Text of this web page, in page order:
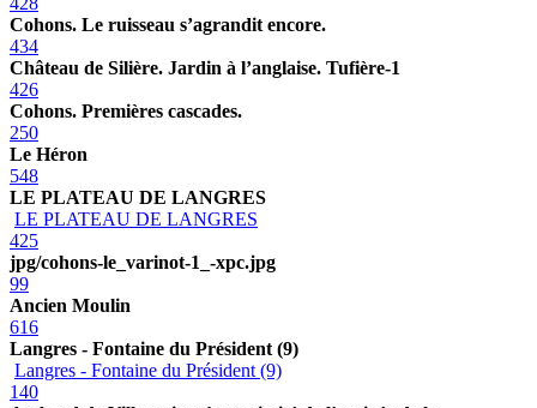
Cohons. Le ruisseau s’agrandit encore.
434
Château de Silière. Jardin à l’anglaise. Tufière-1
426
Cohons. Premières cascades.
250
Le Héron
548
LE PLATEAU DE LANGRES
LE PLATEAU DE LANGRES
425
jpg/cohons-le_varinot-1_-xpc.jpg
99
Ancien Moulin
616
Langres - Fontaine du Président (9)
Langres - Fontaine du Président (9)
140